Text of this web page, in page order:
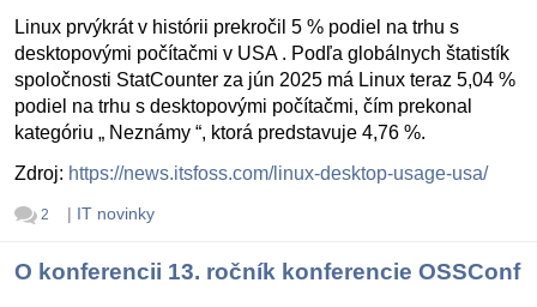
Linux prvýkrát v histórii prekročil 5 % podiel na trhu s
desktopovými počítačmi v USA . Podľa globálnych štatistík
spoločnosti StatCounter za jún 2025 má Linux teraz 5,04 %
podiel na trhu s desktopovými počítačmi, čím prekonal
kategóriu „ Neznámy “, ktorá predstavuje 4,76 %.
Zdroj: https://news.itsfoss.com/linux-desktop-usage-usa/
2 | IT novinky
O konferencii 13. ročník konferencie OSSConf